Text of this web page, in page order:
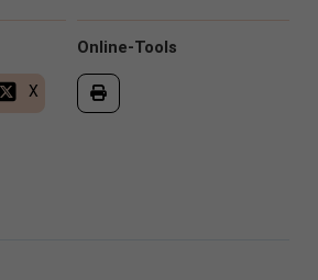
Online-Tools
X